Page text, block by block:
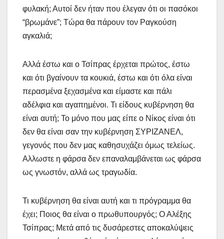
φυλακή; Αυτοί δεν ήταν που έλεγαν ότι οι πασόκοι
“βρωμάνε”; Τώρα θα πάρουν τον Ραγκούση
αγκαλιά;
Αλλά έστω και ο Τσίπρας έρχεται πρώτος, έστω
και ότι βγαίνουν τα κουκιά, έστω και ότι όλα είναι
περασμένα ξεχασμένα και είμαστε και πάλι
αδέλφια και αγαπημένοι. Τι είδους κυβέρνηση θα
είναι αυτή; Το μόνο που μας είπε ο Νίκος είναι ότι
δεν θα είναι σαν την κυβέρνηση ΣΥΡΙΖΑΝΕΛ,
γεγονός που δεν μας καθησυχάζει όμως τελείως.
Αλλωστε η φάρσα δεν επαναλαμβάνεται ως φάρσα
ως γνωστόν, αλλά ως τραγωδία.
Τι κυβέρνηση θα είναι αυτή και τι πρόγραμμα θα
έχει; Ποιος θα είναι ο πρωθυπουργός; Ο Αλέξης
Τσίπρας; Μετά από τις δυσάρεστες αποκαλύψεις